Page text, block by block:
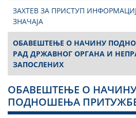
ЗАХТЕВ ЗА ПРИСТУП
ЗНАЧАЈА
ОБАВЕШТЕЊЕ О НАЧИНУ
РАД ДРЖАВНОГ ОРГАНА И
ЗАПОСЛЕНИХ
ОБАВЕШТЕЊЕ О
ПОДНОШЕЊА